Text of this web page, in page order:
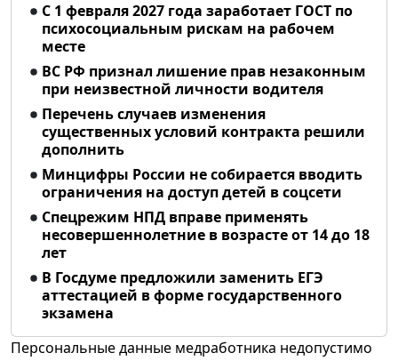
С 1 февраля 2027 года заработает ГОСТ по
психосоциальным рискам на рабочем
месте
ВС РФ признал лишение прав незаконным
при неизвестной личности водителя
Перечень случаев изменения
существенных условий контракта решили
дополнить
Минцифры России не собирается вводить
ограничения на доступ детей в соцсети
Спецрежим НПД вправе применять
несовершеннолетние в возрасте от 14 до 18
лет
В Госдуме предложили заменить ЕГЭ
аттестацией в форме государственного
экзамена
Персональные данные медработника недопустимо